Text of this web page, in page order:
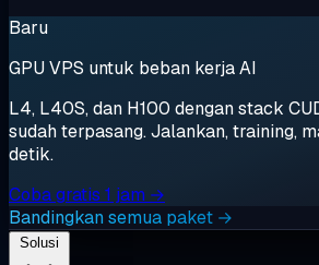
Baru
GPU VPS untuk beban kerja AI
L4, L40S, dan H100 dengan stack
sudah terpasang. Jalankan, training,
detik.
Coba gratis 1 jam →
Bandingkan semua paket →